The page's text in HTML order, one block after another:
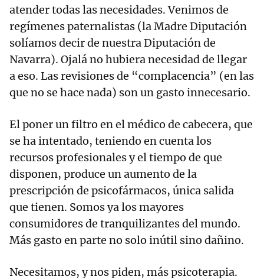
atender todas las necesidades. Venimos de
regímenes paternalistas (la Madre Diputación
solíamos decir de nuestra Diputación de
Navarra). Ojalá no hubiera necesidad de llegar
a eso. Las revisiones de “complacencia” (en las
que no se hace nada) son un gasto innecesario.
El poner un filtro en el médico de cabecera, que
se ha intentado, teniendo en cuenta los
recursos profesionales y el tiempo de que
disponen, produce un aumento de la
prescripción de psicofármacos, única salida
que tienen. Somos ya los mayores
consumidores de tranquilizantes del mundo.
Más gasto en parte no solo inútil sino dañino.
Necesitamos, y nos piden, más psicoterapia.